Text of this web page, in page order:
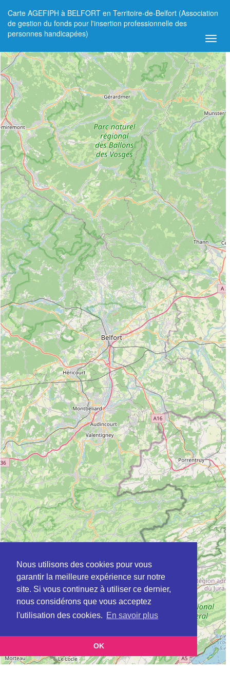
Nous utilisons des cookies pour vous
garantir la meilleure expérience sur notre
site. Si vous continuez à utiliser ce dernier,
nous considérons que vous acceptez
l'utilisation des cookies. En savoir plus
OK
Carte AGEFIPH à BELFORT en Territoire-de-Belfort (Association
de gestion du fonds pour l'insertion professionnelle des
personnes handicapées)
+
−